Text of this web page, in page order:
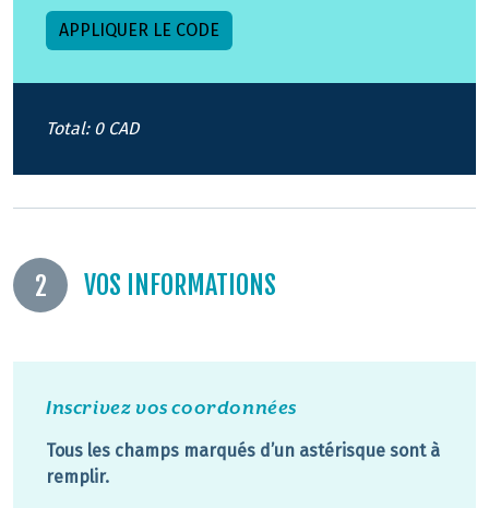
APPLIQUER LE CODE
Total: 0 CAD
2 VOS INFORMATIONS
Inscrivez vos coordonnées
Tous les champs marqués d’un astérisque sont à
remplir.